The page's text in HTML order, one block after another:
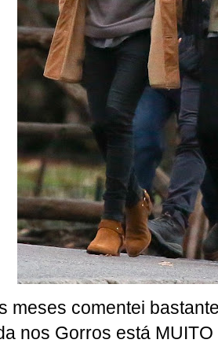
meses comentei
nos Gorros está